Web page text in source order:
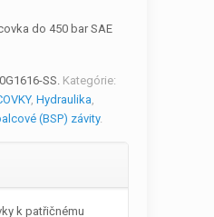
do 450 bar SAE
SS. Kategórie:
, Hydraulika,
(BSP) závity.
k patřičnému